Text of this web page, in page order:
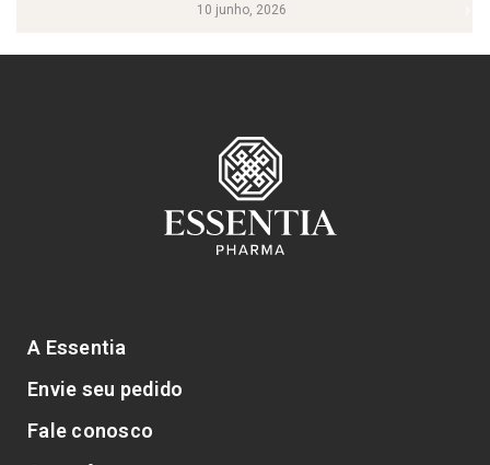
10 junho, 2026
A Essentia
Envie seu pedido
Fale conosco